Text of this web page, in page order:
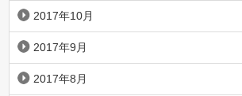
2017年10月
2017年9月
2017年8月